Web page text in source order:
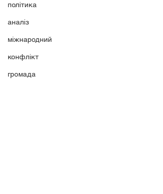
політика
аналіз
міжнародний
конфлікт
громада